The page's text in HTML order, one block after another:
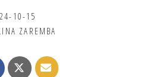
10-15
ZAREMBA